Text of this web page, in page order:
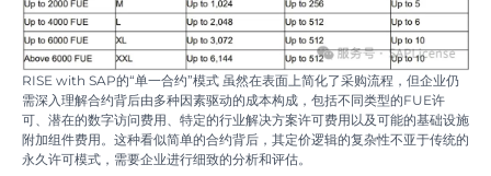
RISE with SAP的“单一合约”模式 虽然在表面上简化了采购流程，但企业仍
需深入理解合约背后由多种因素驱动的成本构成，包括不同类型的FUE许
可、潜在的数字访问费用、特定的行业解决方案许可费用以及可能的基础设施
附加组件费用。这种看似简单的合约背后，其定价逻辑的复杂性不亚于传统的
永久许可模式，需要企业进行细致的分析和评估。